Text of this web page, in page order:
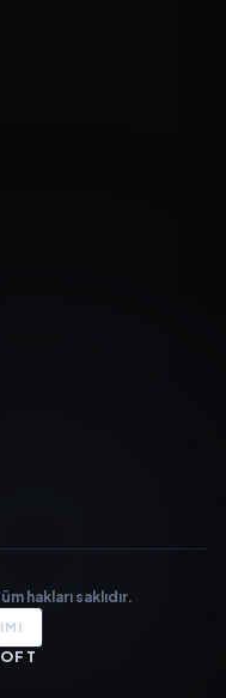
hakları saklıdır.